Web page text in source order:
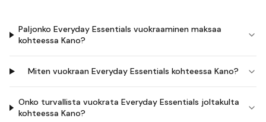
Paljonko Everyday Essentials vuokraaminen maksaa
kohteessa Kano?
Miten vuokraan Everyday Essentials kohteessa Kano?
Onko turvallista vuokrata Everyday Essentials joltakulta
kohteessa Kano?